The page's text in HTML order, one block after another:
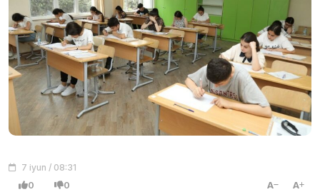
7 iyun / 08:31
0 0 A A